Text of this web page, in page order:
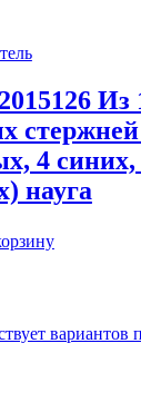
Из
4 синих,
науга
вариантов